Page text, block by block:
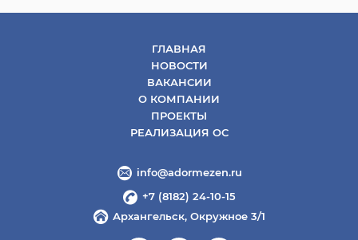
ГЛАВНАЯ
НОВОСТИ
ВАКАНСИИ
О КОМПАНИИ
ПРОЕКТЫ
РЕАЛИЗАЦИЯ ОС
info@adormezen.ru
+7 (8182) 24-10-15
Архангельск, Окружное 3/1